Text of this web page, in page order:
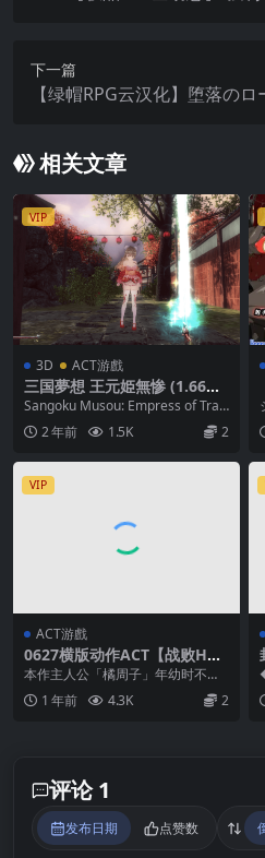
下一篇
【绿帽RPG云汉化】堕落の
相关文章
VIP
3D ACT游戲
三国夢想 王元姫無惨 (1.66GB
RAR)
Sangoku Musou: Empress of Trag
edy三國無雙（li...
2 年前 1.5K 2
VIP
ACT游戲
0627横版动作ACT【战败H】
咒淫洗脑的邪眼～Dominatin
g eyes ～呪淫洗脳の邪眼【官
方中文】
本作主人公「橘周子」年幼时不幸
目睹了魔物「邪眼」的眼睛，被刻
下淫纹诅咒。 数年后...
1 年前 4.3K 2
评论 1
发布日期 点赞数